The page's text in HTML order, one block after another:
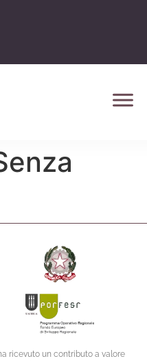
ha ricevuto un contributo a valore